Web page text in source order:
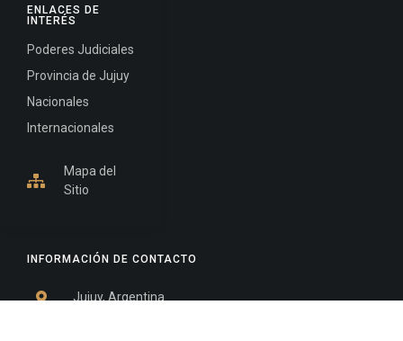
INFORMACIÓN DE CONTACTO
Jujuy, Argentina
ENLACES DE
INTERÉS
Poderes Judiciales
Provincia de Jujuy
Nacionales
Internacionales
Mapa del
Sitio